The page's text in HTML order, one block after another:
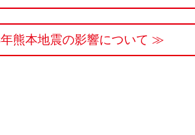
年熊本地震の影響について ≫